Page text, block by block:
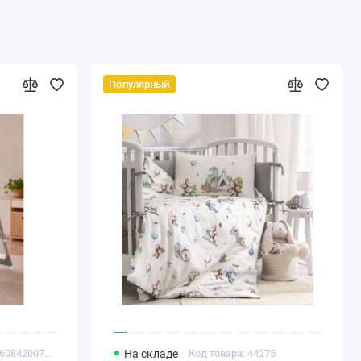
Код товара: 4816084200719
Популярный
На складе Код товара: 44275